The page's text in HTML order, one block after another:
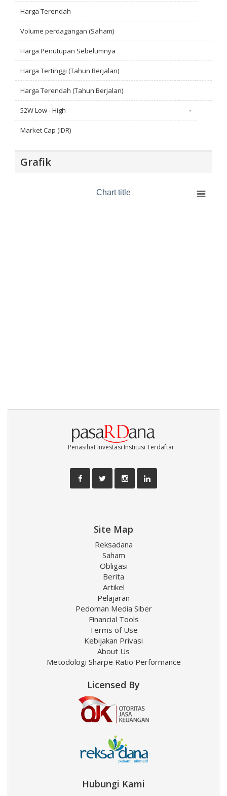
Harga Terendah
Volume perdagangan (Saham)
Harga Penutupan Sebelumnya
Harga Tertinggi (Tahun Berjalan)
Harga Terendah (Tahun Berjalan)
52W Low - High -
Market Cap (IDR)
Grafik
Chart title
Penasihat Investasi Institusi Terdaftar
Site Map
Reksadana
Saham
Obligasi
Berita
Artikel
Pelajaran
Pedoman Media Siber
Financial Tools
Terms of Use
Kebijakan Privasi
About Us
Metodologi Sharpe Ratio Performance
Licensed By
Hubungi Kami